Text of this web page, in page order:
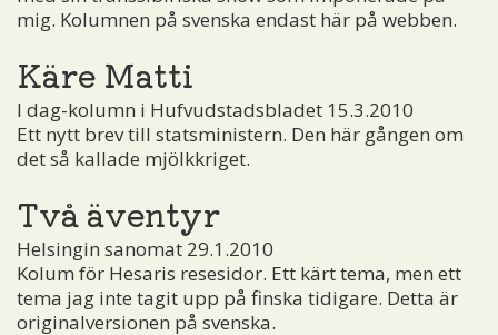
mig. Kolumnen på svenska endast här på webben.
Käre Matti
I dag-kolumn i Hufvudstadsbladet 15.3.2010
Ett nytt brev till statsministern. Den här gången om
det så kallade mjölkkriget.
Två äventyr
Helsingin sanomat 29.1.2010
Kolum för Hesaris resesidor. Ett kärt tema, men ett
tema jag inte tagit upp på finska tidigare. Detta är
originalversionen på svenska.